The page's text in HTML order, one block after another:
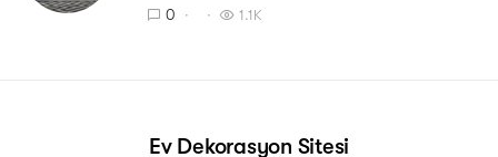
0 1.1K
Ev Dekorasyon Sitesi